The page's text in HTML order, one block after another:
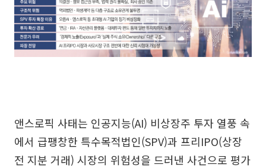
앤스로픽 사태는 인공지능(AI) 비상장주 투자 열풍 속
에서 급팽창한 특수목적법인(SPV)과 프리IPO(상장
전 지분 거래) 시장의 위험성을 드러낸 사건으로 평가